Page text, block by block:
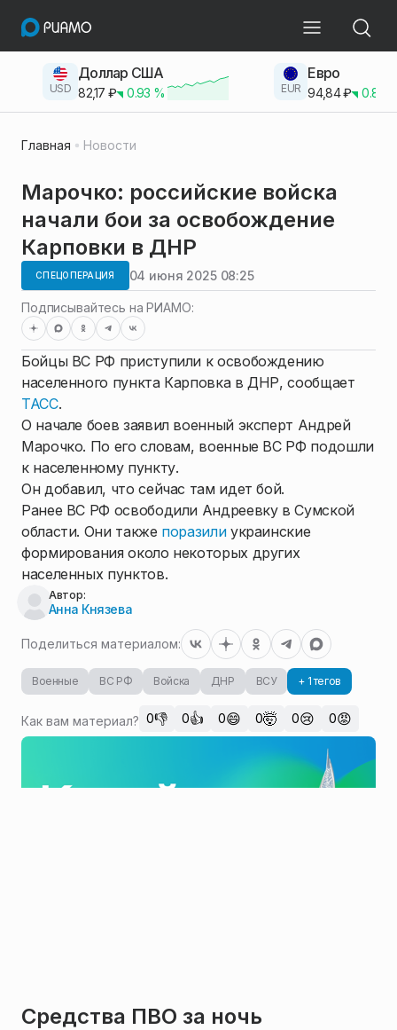
USD
Доллар США
82,17 ₽ 0.93 % EUR
Евро
94,84₽ 0.83
Главная Новости
Марочко: российские войска
начали бои за освобождение
Карповки в ДНР
СПЕЦОПЕРАЦИЯ 04 июня 2025 08:25
Подписывайтесь на РИАМО:
Бойцы ВС РФ приступили к освобождению
населенного пункта Карповка в ДНР, сообщает
ТАСС.
О начале боев заявил военный эксперт Андрей
Марочко. По его словам, военные ВС РФ подошли
к населенному пункту.
Он добавил, что сейчас там идет бой.
Ранее ВС РФ освободили Андреевку в Сумской
области. Они также поразилиукраинские
формирования около некоторых других
населенных пунктов.
Автор:
Анна Князева
Поделиться материалом:
Военные ВС РФ Войска ДНР ВСУ + 1 тегов
Как вам материал? 0👎 0👍 0😄 0🤯 0😢 0😡
Средства ПВО за ночь